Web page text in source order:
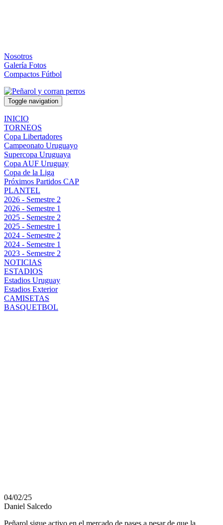
Nosotros
Galería Fotos
Compactos Fútbol
Toggle navigation
INICIO
TORNEOS
Copa Libertadores
Campeonato Uruguayo
Supercopa Uruguaya
Copa AUF Uruguay
Copa de la Liga
Próximos Partidos CAP
PLANTEL
2026 - Semestre 2
2026 - Semestre 1
2025 - Semestre 2
2025 - Semestre 1
2024 - Semestre 2
2024 - Semestre 1
2023 - Semestre 2
NOTICIAS
ESTADIOS
Estadios Uruguay
Estadios Exterior
CAMISETAS
BASQUETBOL
04/02/25
Daniel Salcedo
Peñarol sigue activo en el mercado de pases a pesar de que la